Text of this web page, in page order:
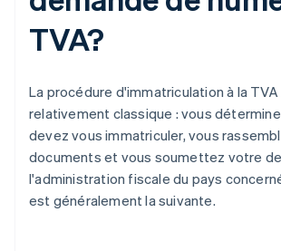
TVA?
La procédure d'immatriculation à la
relativement classique : vous
devez vous immatriculer, vous
documents et vous soumettez votre
l'administration fiscale du pays
est généralement la suivante.